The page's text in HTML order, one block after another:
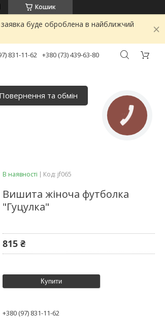
Кошик
буде оброблена в найближчий
831-11-62 +380 (73) 439-63-80
Повернення та обмін
В наявності Код: jf065
Вишита жіноча футболка
"Гуцулка"
815 ₴
Купити
+380 (97) 831-11-62